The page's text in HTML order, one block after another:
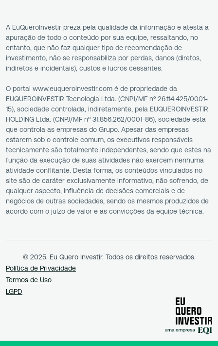
A EuQueroInvestir preza pela qualidade da informação e atesta a
apuração de todo o conteúdo por sua equipe, ressaltando, no
entanto, que não faz qualquer tipo de recomendação de
investimento, não se responsabiliza por perdas, danos (diretos,
indiretos e incidentais), custos e lucros cessantes.
O portal www.euqueroinvestir.com é de propriedade da
EUQUEROINVESTIR Tecnologia Ltda. (CNPJ/MF nº 26.114.425/0001-
15), sociedade controlada, indiretamente, pela EUQUEROINVESTIR
HOLDING Ltda. (CNPJ/MF nº 31.856.262/0001-86), sociedade esta
que controla as empresas do Grupo. Apesar das empresas
estarem sob o controle comum, os executivos responsáveis
tecnicamente são totalmente independentes, sendo que estes na
função da execução de suas atividades não exercem nenhuma
atividade conflitante. Desta forma, os conteúdos vinculados no
site são de caráter exclusivamente informativo, não sofrendo, de
qualquer aspecto, influência de decisões comerciais e de
negócios de outras sociedades, sendo os mesmos produzidos de
acordo com o juízo de valor e as convicções da equipe técnica.
© 2025. Eu Quero Investir. Todos os direitos reservados.
Política de Privacidade
Termos de Uso
LGPD